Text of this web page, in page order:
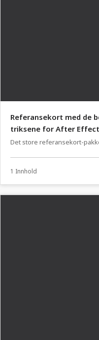
Referansekort med de
triksene for After
Det store referansekort-
1 Innhold